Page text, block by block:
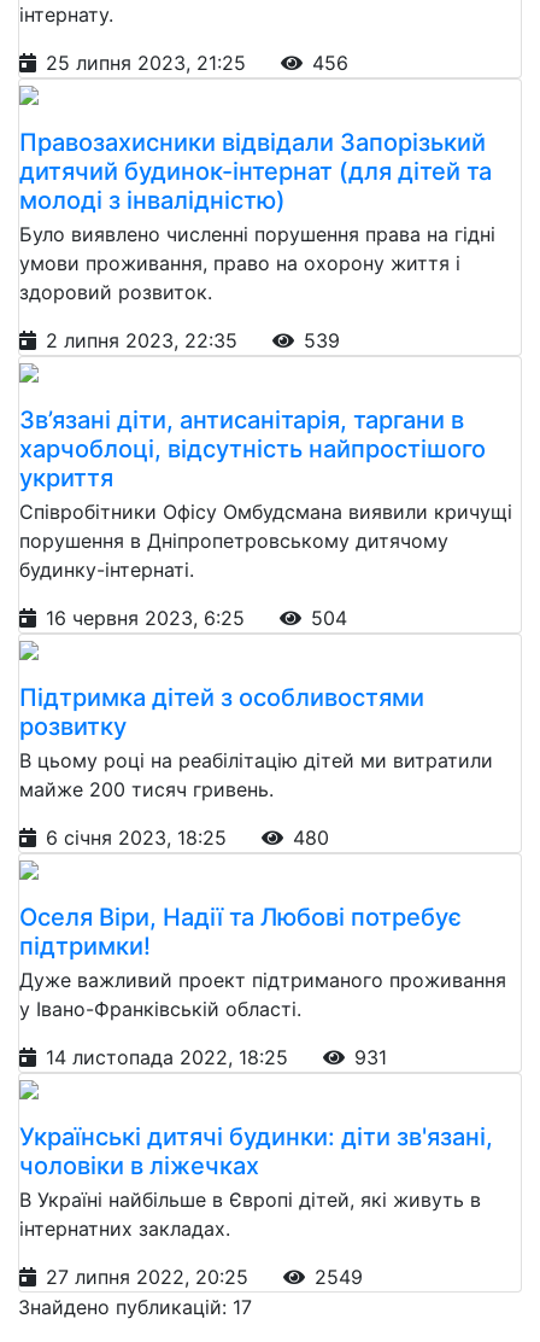
інтернату.
25 липня 2023, 21:25
456
Правозахисники відвідали Запорізький
дитячий будинок-інтернат (для дітей та
молоді з інвалідністю)
Було виявлено численні порушення права на гідні
умови проживання, право на охорону життя і
здоровий розвиток.
2 липня 2023, 22:35
539
Зв’язані діти, антисанітарія, таргани в
харчоблоці, відсутність найпростішого
укриття
Співробітники Офісу Омбудсмана виявили кричущі
порушення в Дніпропетровському дитячому
будинку-інтернаті.
16 червня 2023, 6:25
504
Підтримка дітей з особливостями
розвитку
В цьому році на реабілітацію дітей ми витратили
майже 200 тисяч гривень.
6 січня 2023, 18:25
480
Оселя Віри, Надії та Любові потребує
підтримки!
Дуже важливий проект підтриманого проживання
у Івано-Франківській області.
14 листопада 2022, 18:25
931
Українські дитячі будинки: діти зв'язані,
чоловіки в ліжечках
В Україні найбільше в Європі дітей, які живуть в
інтернатних закладах.
27 липня 2022, 20:25
2549
Знайдено публикацій: 17